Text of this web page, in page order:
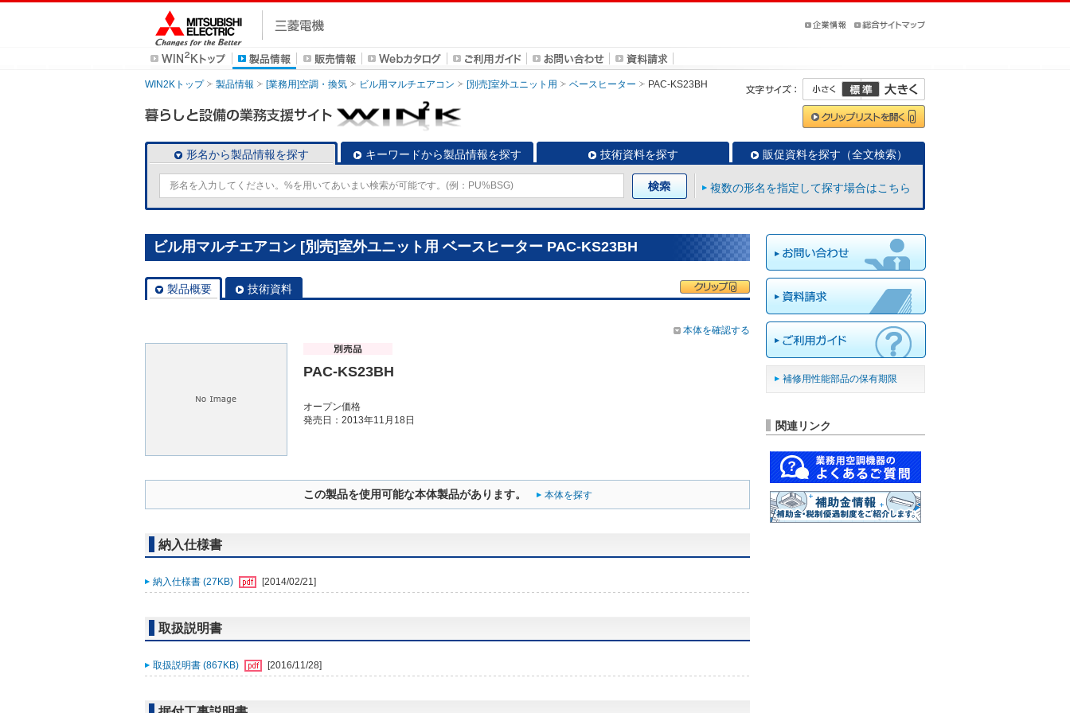
WIN2Kトップ 製品情報 [業務用]空調・換気 ビル用マルチエアコン [別売]室外ユニット用 ベースヒーター PAC-KS23BH
形名から製品情報を探す キーワードから製品情報を探す 技術資料を探す 販促資料を探す（全文検索）
複数の形名を指定して探す場合はこちら
ビル用マルチエアコン [別売]室外ユニット用 ベースヒーター PAC-KS23BH
製品概要 技術資料
本体を確認する
PAC-KS23BH
オープン価格
発売日：2013年11月18日
この製品を使用可能な本体製品があります。 本体を探す
納入仕様書
納入仕様書 (27KB) [2014/02/21]
取扱説明書
取扱説明書 (867KB) [2016/11/28]
補修用性能部品の保有期限
関連リンク